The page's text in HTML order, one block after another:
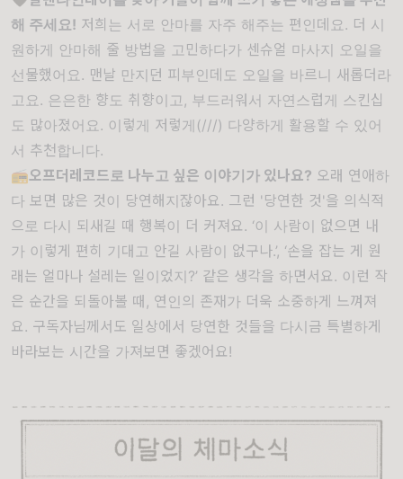
해 주세요! 저희는 서로 안마를 자주 해주는 편인데요 . 더 시
원하게 안마해 줄 방법을 고민하다가 센슈얼 마사지 오일 을
선물했어요 . 맨날 만지던 피부인데도 오일을 바르니 새롭더라
고요 . 은은한 향도 취향이고 , 부드러워서 자연스럽게 스킨십
도 많아졌어요 . 이렇게 저렇게 (///) 다양하게 활용할 수 있어
서 추천합니다.
📻오프더레코드로 나누고 싶은 이야기가 있나요? 오래 연애하
다 보면 많은 것이 당연해지잖아요. 그런 ' 당연한 것'을 의식적
으로 다시 되새길 때 행복이 더 커져요. ‘이 사람이 없으면 내
가 이렇게 편히 기대고 안길 사람이 없구나.’, ‘손을 잡는 게 원
래는 얼마나 설레는 일이었지?’ 같은 생각을 하면서요. 이런 작
은 순간을 되돌아볼 때 , 연인의 존재가 더욱 소중하게 느껴져
요. 구독자님께서도 일상에서 당연한 것들을 다시금 특별하게
바라보는 시간을 가져보면 좋겠어요!